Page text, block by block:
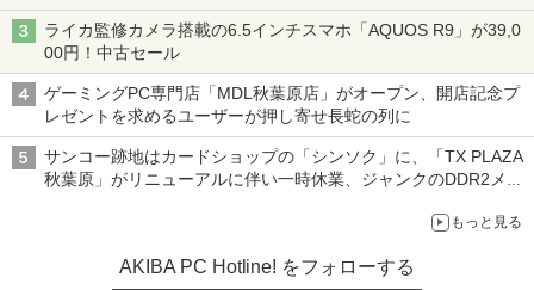
ライカ監修カメラ搭載の6.5インチスマホ「AQUOS R9」が39,0
00円！中古セール
ゲーミングPC専門店「MDL秋葉原店」がオープン、開店記念プ
レゼントを求めるユーザーが押し寄せ長蛇の列に
サンコー跡地はカードショップの「シンソク」に、「TX PLAZA
秋葉原」がリニューアルに伴い一時休業、ジャンクのDDR2メモ
もっと見る
AKIBA PC Hotline! をフォローする